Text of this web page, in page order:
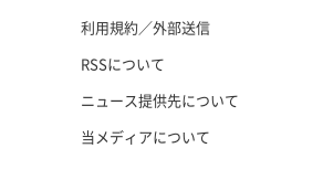
利用規約／外部送信
RSSについて
ニュース提供先について
当メディアについて